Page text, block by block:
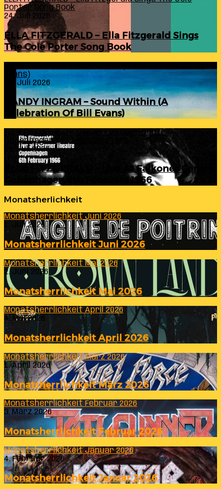
Porter Song Book
24. Juli 2026
ELLA FITZGERALD – Ella Fitzgerald Sings
The Cole Porter Song Book
Evans)
24. Juli 2026
RANDY INGRAM – Sound Within (A
Celebration Of Bill Evans)
ELLA FITZGERALD – Live At Falkoner Centre
Copenhagen 6th February 1966
23. Juli 2026
ELLA FITZGERALD – Live At Falkoner Centre
Copenhagen 6th February 1966
Monatsherlichkeit
Monatsherrlichkeit Juni 2026
1. Juli 2026
Monatsherrlichkeit Juni 2026
Monatsherrlichkeit Mai 2026
2. Juni 2026
Monatsherrlichkeit Mai 2026
Monatsherrlichkeit April 2026
4. Mai 2026
Monatsherrlichkeit April 2026
Monatsherrlichkeit März 2026
1. April 2026
Monatsherrlichkeit März 2026
Monatsherrlichkeit Februar 2026
3. März 2026
Monatsherrlichkeit Februar 2026
Monatsherrlichkeit Januar 2026
4. Februar 2026
Monatsherrlichkeit Januar 2026